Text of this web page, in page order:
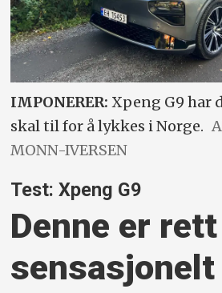
IMPONERER: Xpeng G9 har
skal til for å lykkes i Norge.
MONN-IVERSEN
Test: Xpeng G9
Denne er
sensasjonelt